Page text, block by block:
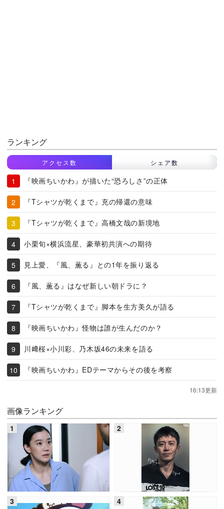
ランキング
アクセス数 シェア数
『映画ちいかわ』が描いた“恐ろしさ”の正体
『Tシャツが乾くまで』充の帰還の意味
『Tシャツが乾くまで』高橋文哉の新境地
小栗旬×横浜流星、豪華初共演への期待
見上愛、『風、薫る』との1年を振り返る
『風、薫る』はなぜ新しい朝ドラに？
『Tシャツが乾くまで』脚本を生方美久が語る
『映画ちいかわ』怪物は誰が生んだのか？
川﨑桜×小川彩、乃木坂46の未来を語る
『映画ちいかわ』EDテーマからその後を考察
16:13更新
画像ランキング